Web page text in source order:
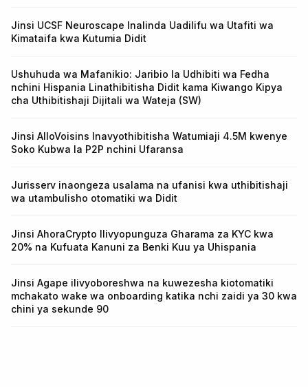
Jinsi UCSF Neuroscape Inalinda Uadilifu wa Utafiti wa
Kimataifa kwa Kutumia Didit
Ushuhuda wa Mafanikio: Jaribio la Udhibiti wa Fedha
nchini Hispania Linathibitisha Didit kama Kiwango Kipya
cha Uthibitishaji Dijitali wa Wateja (SW)
Jinsi AlloVoisins Inavyothibitisha Watumiaji 4.5M kwenye
Soko Kubwa la P2P nchini Ufaransa
Jurisserv inaongeza usalama na ufanisi kwa uthibitishaji
wa utambulisho otomatiki wa Didit
Jinsi AhoraCrypto Ilivyopunguza Gharama za KYC kwa
20% na Kufuata Kanuni za Benki Kuu ya Uhispania
Jinsi Agape ilivyoboreshwa na kuwezesha kiotomatiki
mchakato wake wa onboarding katika nchi zaidi ya 30 kwa
chini ya sekunde 90